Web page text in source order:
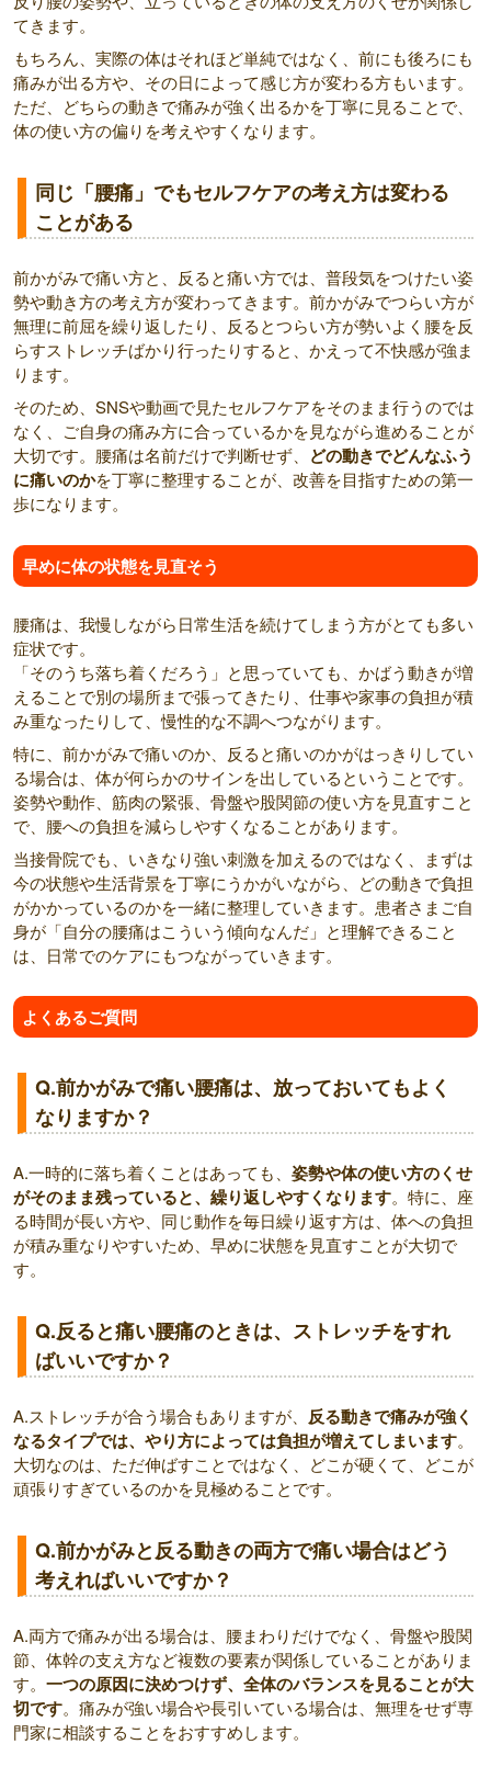
てきます。
もちろん、実際の体はそれほど単純ではなく、前にも後ろにも
痛みが出る方や、その日によって感じ方が変わる方もいます。
ただ、どちらの動きで痛みが強く出るかを丁寧に見ることで、
体の使い方の偏りを考えやすくなります。
同じ「腰痛」でもセルフケアの考え方は変わる
ことがある
前かがみで痛い方と、反ると痛い方では、普段気をつけたい姿
勢や動き方の考え方が変わってきます。前かがみでつらい方が
無理に前屈を繰り返したり、反るとつらい方が勢いよく腰を反
らすストレッチばかり行ったりすると、かえって不快感が強ま
ります。
そのため、SNSや動画で見たセルフケアをそのまま行うのでは
なく、ご自身の痛み方に合っているかを見ながら進めることが
大切です。腰痛は名前だけで判断せず、 どの動きでどんなふう
に痛いのかを丁寧に整理することが、改善を目指すための第一
歩になります。
早めに体の状態を見直そう
腰痛は、我慢しながら日常生活を続けてしまう方がとても多い
症状です。
「そのうち落ち着くだろう」と思っていても、かばう動きが増
えることで別の場所まで張ってきたり、仕事や家事の負担が積
み重なったりして、慢性的な不調へつながります。
特に、前かがみで痛いのか、反ると痛いのかがはっきりしてい
る場合は、体が何らかのサインを出しているということです。
姿勢や動作、筋肉の緊張、骨盤や股関節の使い方を見直すこと
で、腰への負担を減らしやすくなることがあります。
当接骨院でも、いきなり強い刺激を加えるのではなく、まずは
今の状態や生活背景を丁寧にうかがいながら、どの動きで負担
がかかっているのかを一緒に整理していきます。患者さまご自
身が「自分の腰痛はこういう傾向なんだ」と理解できること
は、日常でのケアにもつながっていきます。
よくあるご質問
Q.前かがみで痛い腰痛は、放っておいてもよく
なりますか？
A.一時的に落ち着くことはあっても、 姿勢や体の使い方のくせ
がそのまま残っていると、繰り返しやすくなります。特に、座
る時間が長い方や、同じ動作を毎日繰り返す方は、体への負担
が積み重なりやすいため、早めに状態を見直すことが大切で
す。
Q.反ると痛い腰痛のときは、ストレッチをすれ
ばいいですか？
A.ストレッチが合う場合もありますが、 反る動きで痛みが強く
なるタイプでは、やり方によっては負担が増えてしまいます。
大切なのは、ただ伸ばすことではなく、どこが硬くて、どこが
頑張りすぎているのかを見極めることです。
Q.前かがみと反る動きの両方で痛い場合はどう
考えればいいですか？
A.両方で痛みが出る場合は、腰まわりだけでなく、骨盤や股関
節、体幹の支え方など複数の要素が関係していることがありま
す。 一つの原因に決めつけず、全体のバランスを見ることが大
切です。痛みが強い場合や長引いている場合は、無理をせず専
門家に相談することをおすすめします。